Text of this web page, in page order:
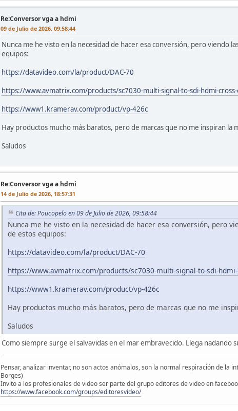
Re:Conversor vga a hdmi
09 de Julio de 2026, 09:58:44
Nunca me he visto en la necesidad de hacer esa conversión, pero viendo
equipos:
https://datavideo.com/la/product/DAC-70
https://www.avmatrix.com/products/sc7030-multi-signal-to-sdi-hdmi-
https://www1.kramerav.com/product/vp-426c
Hay productos mucho más baratos, pero de marcas que no me inspiran la
Saludos
Re:Conversor vga a hdmi
14 de Julio de 2026, 18:57:31
Cita de: Poucopelo en 09 de Julio de 2026, 09:58:44
Nunca me he visto en la necesidad de hacer esa conversión, pero
de estos equipos:
https://datavideo.com/la/product/DAC-70
https://www.avmatrix.com/products/sc7030-multi-signal-to-sdi-
https://www1.kramerav.com/product/vp-426c
Hay productos mucho más baratos, pero de marcas que no me
Saludos
Como siempre surge el salvavidas en el mar embravecido. Llega nadando
Pensar, analizar inventar, no son actos anómalos, son la normal respiración de la
Borges)
Invito a los profesionales de video ser parte del grupo editores de video en
https://www.facebook.com/groups/editoresvideo/